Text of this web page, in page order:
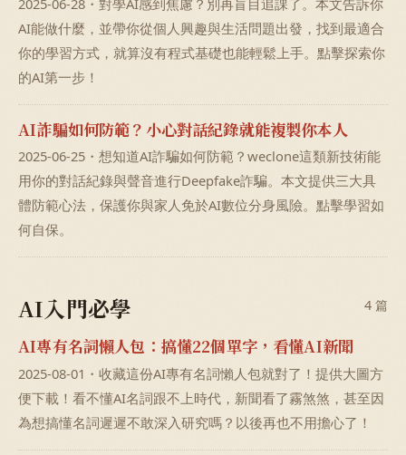
AI能做什麼，並帶你從個人興趣與生活問題出發，找到最適合
你的學習方式，就算沒有程式基礎也能輕鬆上手。點擊探索你
的AI第一步！
AI詐騙如何防範？小心對話紀錄就能複製你本人
2025-06-25・想知道AI詐騙如何防範？weclone這類新技術能
用你的對話紀錄與聲音進行Deepfake詐騙。本文提供三大具
體防範心法，保護你與家人免於AI數位分身風險。點擊學習如
何自保。
AI入門必學 4 篇
AI專有名詞懶人包：搞懂22個單字，看懂AI新聞
2025-08-01・收藏這份AI專有名詞懶人包就對了！提供大圖方
便下載！看不懂AI名詞跟不上時代，新聞看了霧煞煞，甚至因
為想搞懂名詞遲遲不敢深入研究嗎？以後再也不用擔心了！